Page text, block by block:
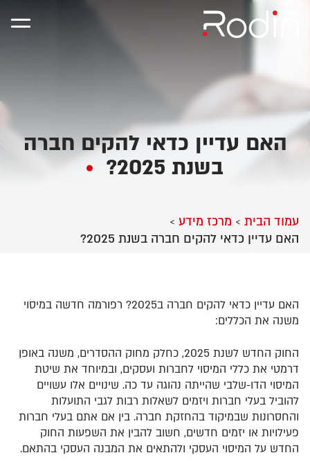
האם עדיין כדאי להקים חברה
בשנת 2025?
עמוד הבית > מרכז מידע >
האם עדיין כדאי להקים חברה בשנת 2025?
האם עדיין כדאי להקים חברה ב2025? רפורמה חדשה במיסוי
משנה את הכללים:
החוק החדש לשנת 2025, כחלק מחוק ההסדרים, משנה באופן
דרמטי את כללי המיסוי לחברות ועסקים, ובמיוחד את שיטת
המיסוי הדו-שלבי שהייתה נהוגה עד כה. שינויים אלו עשויים
להוביל בעלי חברות ויזמים לשאלות רבות לגבי התועלות
והחסרונות שבמיקוד בהחזקת חברה. בין אם אתם בעלי חברות
פעילויות או יזמים חדשים, חשוב להבין את השפעות החוק
החדש על המיסוי העסקי ולהתאים את המבנה העסקי בהתאם.